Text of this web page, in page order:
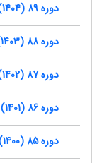
دوره 89 (1404)
دوره 88 (1403)
دوره 87 (1402)
دوره 86 (1401)
دوره 85 (1400)